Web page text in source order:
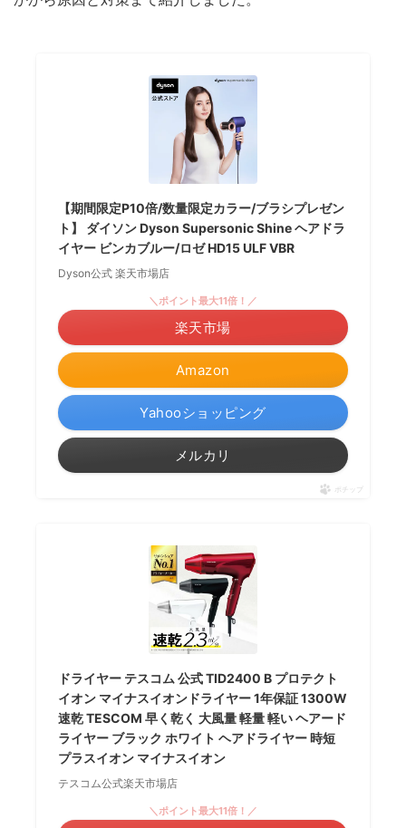
【期間限定P10倍/数量限定カラー/ブラシプレゼン
ト】 ダイソン Dyson Supersonic Shine ヘアドラ
イヤー ビンカブルー/ロゼ HD15 ULF VBR
Dyson公式 楽天市場店
Amazon
＼ポイント最大11倍！／
楽天市場
Yahooショッピング
メルカリ
ポチップ
ドライヤー テスコム 公式 TID2400 B プロテクト
イオン マイナスイオンドライヤー 1年保証 1300W
速乾 TESCOM 早く乾く 大風量 軽量 軽い ヘアード
ライヤー ブラック ホワイト ヘアドライヤー 時短
プラスイオン マイナスイオン
テスコム公式楽天市場店
＼ポイント最大11倍！／